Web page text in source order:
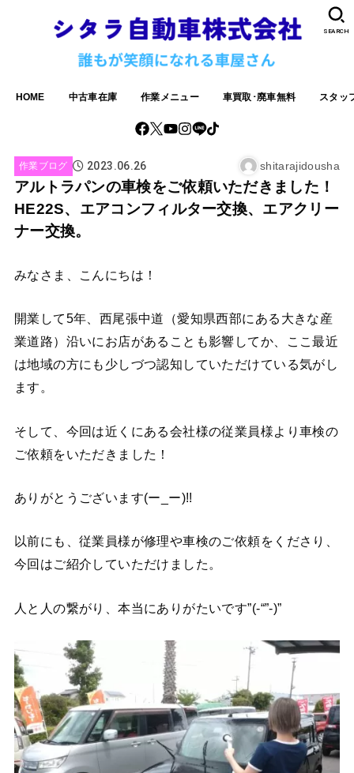
HOME 中古車在庫 作業メニュー 車買取･廃車無料 スタッ
SEARCH
作業ブログ 2023.06.26 shitarajidousha
アルトラパンの車検をご依頼いただきました！
HE22S、エアコンフィルター交換、エアクリー
ナー交換。
みなさま、こんにちは！
開業して5年、西尾張中道（愛知県西部にある大きな産
業道路）沿いにお店があることも影響してか、ここ最近
は地域の方にも少しづつ認知していただけている気がし
ます。
そして、今回は近くにある会社様の従業員様より車検の
ご依頼をいただきました！
ありがとうございます(ー_ー)!!
以前にも、従業員様が修理や車検のご依頼をくださり、
今回はご紹介していただけました。
人と人の繋がり、本当にありがたいです”(-“”-)”